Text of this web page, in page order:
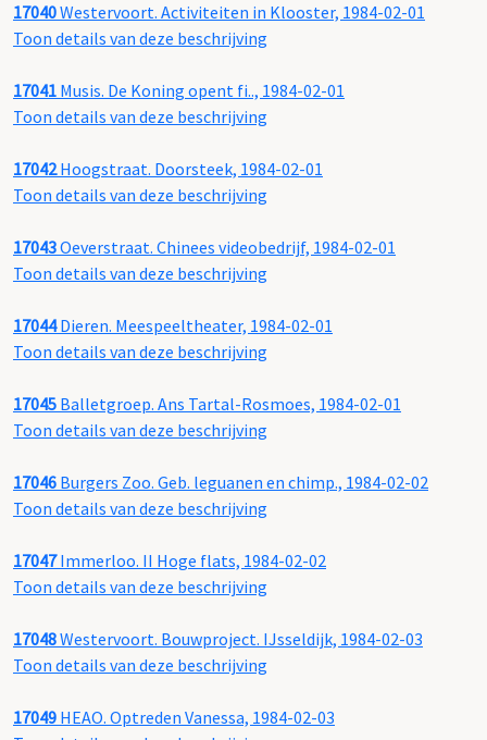
17040Westervoort. Activiteiten in Klooster, 1984-02-01
Toon details van deze beschrijving
17041 Musis. De Koning opent fi.., 1984-02-01
Toon details van deze beschrijving
17042Hoogstraat. Doorsteek, 1984-02-01
Toon details van deze beschrijving
17043Oeverstraat. Chinees videobedrijf, 1984-02-01
Toon details van deze beschrijving
17044Dieren. Meespeeltheater, 1984-02-01
Toon details van deze beschrijving
17045 Balletgroep. Ans Tartal-Rosmoes, 1984-02-01
Toon details van deze beschrijving
17046 Burgers Zoo. Geb. leguanen en chimp., 1984-02-02
Toon details van deze beschrijving
17047Immerloo. II Hoge flats, 1984-02-02
Toon details van deze beschrijving
17048Westervoort. Bouwproject. IJsseldijk, 1984-02-03
Toon details van deze beschrijving
17049 HEAO. Optreden Vanessa, 1984-02-03